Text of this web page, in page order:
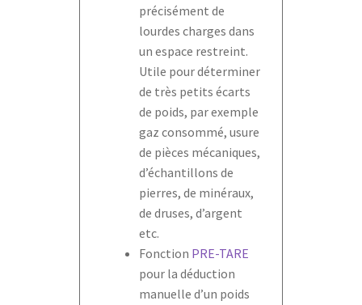
précisément de
lourdes charges dans
un espace restreint.
Utile pour déterminer
de très petits écarts
de poids, par exemple
gaz consommé, usure
de pièces mécaniques,
d’échantillons de
pierres, de minéraux,
de druses, d’argent
etc.
Fonction PRE-TARE
pour la déduction
manuelle d’un poids